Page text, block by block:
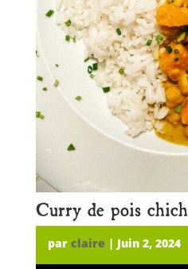
Curry de pois
par claire | Juin 2, 2024